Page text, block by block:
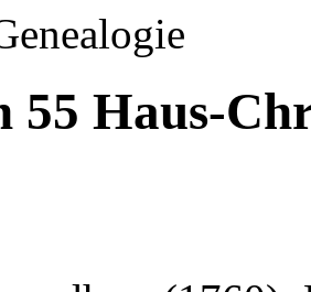
55 Haus-